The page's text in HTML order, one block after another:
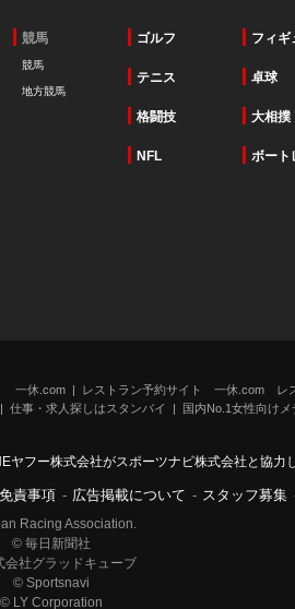
競馬
競馬
地方競馬
ゴルフ フィギ
テニス 卓球
格闘技 大相撲
NFL ボート
一休.com
レストラン予約サイト 一休.com レ
仕事・求人探しはスタンバイ
国内No.1女性向けメ
フー株式会社がスポーツナビ株式会社と協力
免責事項 - 広告掲載について - スタッフ募集
Racing Association.
© 毎日新聞社
会社グラッドキューブ
© Sportsnavi
© LY Corporation